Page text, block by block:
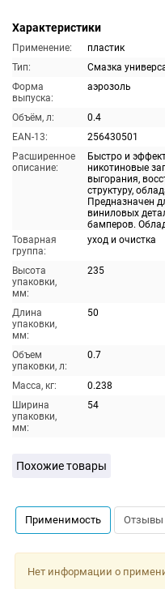
Характеристики
Применение:
пластик
Тип:
Смазка
Форма
выпуска:
аэрозоль
Объём, л:
0.4
EAN-13:
256430501
Расширенное
описание:
Быстро и
никотиновые
выгорания,
структуру,
Предназначен
виниловых
бамперов.
Товарная
группа:
уход и очистка
Высота
упаковки,
мм:
235
Длина
упаковки,
мм:
50
Объем
упаковки, л:
0.7
Масса, кг:
0.238
Ширина
упаковки,
мм:
54
Похожие товары
Применимость Отзывы
Нет информации о